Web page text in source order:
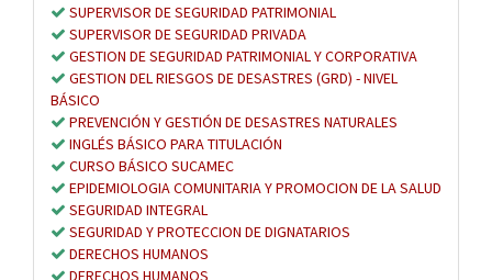
SUPERVISOR DE SEGURIDAD PATRIMONIAL
SUPERVISOR DE SEGURIDAD PRIVADA
GESTION DE SEGURIDAD PATRIMONIAL Y CORPORATIVA
GESTION DEL RIESGOS DE DESASTRES (GRD) - NIVEL
BÁSICO
PREVENCIÓN Y GESTIÓN DE DESASTRES NATURALES
INGLÉS BÁSICO PARA TITULACIÓN
CURSO BÁSICO SUCAMEC
EPIDEMIOLOGIA COMUNITARIA Y PROMOCION DE LA SALUD
SEGURIDAD INTEGRAL
SEGURIDAD Y PROTECCION DE DIGNATARIOS
DERECHOS HUMANOS
DERECHOS HUMANOS